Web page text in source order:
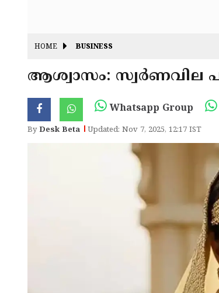
HOME BUSINESS
ആശ്വാസം: സ്വര്‍ണവില
Whatsapp Group
ByDesk Beta Updated: Nov 7, 2025, 12:17 IST